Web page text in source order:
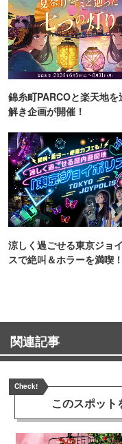
錦糸町PARCOと楽天地を
解き企画が開催！
涼しく過ごせる東京ジョ
スで絶叫＆ホラーを満喫！
関連記事
Check!
このスポット